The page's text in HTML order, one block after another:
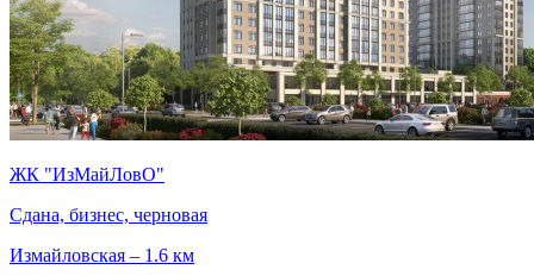
ЖК "ИзМайЛовО"
Сдана, бизнес, черновая
Измайловская – 1.6 км